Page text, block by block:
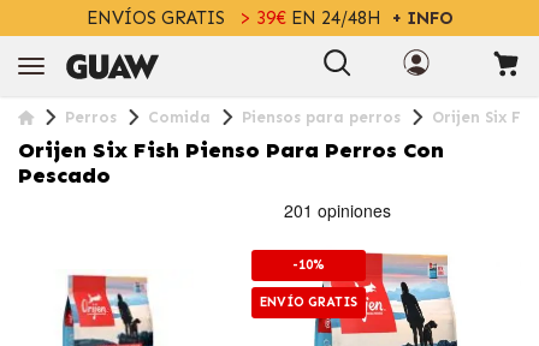
ENVÍOS GRATIS > 39€EN 24/48H + INFO
Perros Comida Piensos para perros Orijen Six
Orijen Six Fish Pienso Para Perros Con
Pescado
-10%
ENVÍO GRATIS